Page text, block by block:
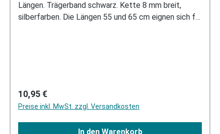
Längen. Trägerband schwarz. Kette 8 mm breit,
silberfarben. Die Längen 55 und 65 cm eignen sich für
Regulärer Preis:
10,95 €
Preise inkl. MwSt. zzgl. Versandkosten
In den Warenkorb